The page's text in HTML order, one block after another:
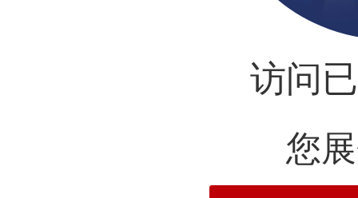
访问
您